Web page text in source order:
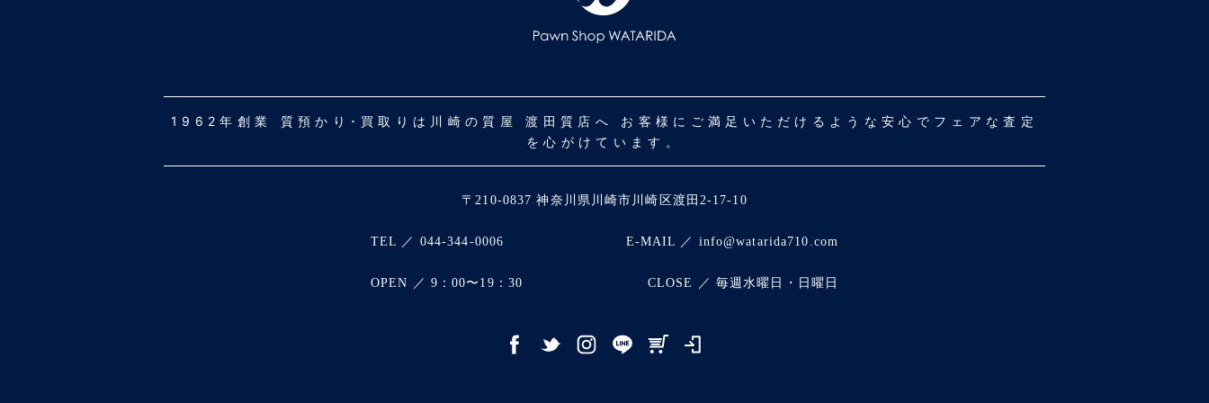
1962年創業 質預かり･買取りは川崎の質屋 渡田質店へ お客様にご満足いただけるような安心でフェアな査定
を心がけています。
〒210-0837 神奈川県川崎市川崎区渡田2-17-10
TEL ／ 044-344-0006 E-MAIL ／ info@watarida710.com
OPEN ／ 9：00〜19：30 CLOSE ／ 毎週水曜日・日曜日